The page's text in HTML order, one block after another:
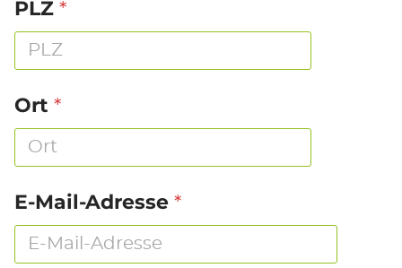
PLZ *
Ort *
E-Mail-Adresse *